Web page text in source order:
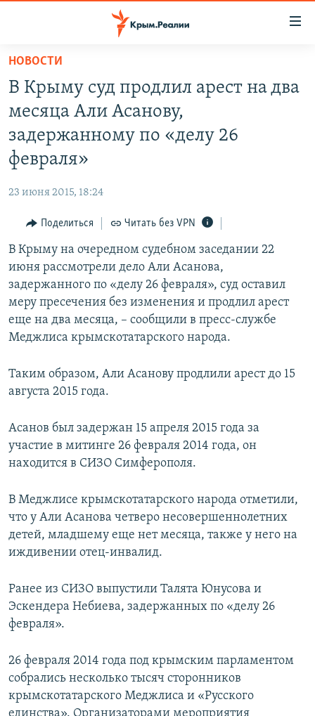
Вернуться
основному
содержанию
главной
Вернутся
поиску
СПЕЦПРОЕКТЫ
ИСТОРИЯ
ИНФОГРАФИКА
ТЕЛЕПРОЕКТ КРЫМ.РЕАЛИИ
СОВЕТЫ ПРАВОЗАЩИТНИКОВ
ПРОПАВШИЕ БЕЗ ВЕСТИ
ПОБЕДИТЕЛЕЙ НЕ СУДЯТ?
ELIFBE
РАДІО СВОБОДА
КАК ОБОЙТИ БЛОКИРОВКУ
Українською
Qırımtatar
ПРИСОЕДИНЯЙТЕСЬ!
Все сайты RFE/RL
НОВОСТИ
В Крыму суд продлил арест на два
месяца Али Асанову,
задержанному по «делу 26
февраля»
23 июня 2015, 18:24
Поделиться Читать без VPN
В Крыму на очередном судебном заседании 22
июня рассмотрели дело Али Асанова,
задержанного по «делу 26 февраля», суд оставил
меру пресечения без изменения и продлил арест
еще на два месяца, – сообщили в пресс-службе
Меджлиса крымскотатарского народа.
Таким образом, Али Асанову продлили арест до 15
августа 2015 года.
Асанов был задержан 15 апреля 2015 года за
участие в митинге 26 февраля 2014 года, он
находится в СИЗО Симферополя.
В Меджлисе крымскотатарского народа отметили,
что у Али Асанова четверо несовершеннолетних
детей, младшему еще нет месяца, также у него на
иждивении отец-инвалид.
Ранее из СИЗО выпустили Талята Юнусова и
Эскендера Небиева, задержанных по «делу 26
февраля».
26 февраля 2014 года под крымским парламентом
собрались несколько тысяч сторонников
крымскотатарского Меджлиса и «Русского